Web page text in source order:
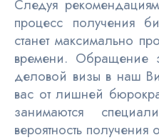
Следуя рекомендациям
процесс получения
станет максимально
времени. Обращение
деловой визы в наш
вас от лишней
занимаются
вероятность получения